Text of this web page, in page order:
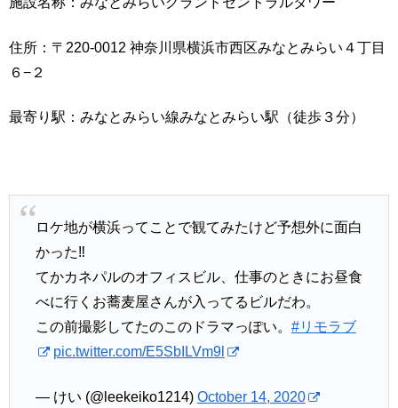
住所：〒220-0012 神奈川県横浜市西区みなとみらい４丁目
６−２
最寄り駅：みなとみらい線みなとみらい駅（徒歩３分）
ロケ地が横浜ってことで観てみたけど予想外に面白
かった‼︎
てかカネパルのオフィスビル、仕事のときにお昼食
べに行くお蕎麦屋さんが入ってるビルだわ。
この前撮影してたのこのドラマっぽい。 #リモラブ
pic.twitter.com/E5SbILVm9l
— けい (@leekeiko1214) October 14, 2020